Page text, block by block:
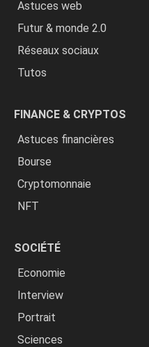
Astuces web
Futur & monde 2.0
Réseaux sociaux
Tutos
FINANCE & CRYPTOS
Astuces financières
Bourse
Cryptomonnaie
NFT
SOCIÉTÉ
Economie
Interview
Portrait
Sciences